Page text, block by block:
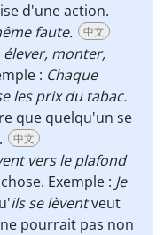
d'une action.
faute. 中文
élever, monter,
: Chaque
les prix du tabac.
que quelqu'un se
中文
vers le plafond
Exemple : Je
ils se lèventveut
pourrait pas non